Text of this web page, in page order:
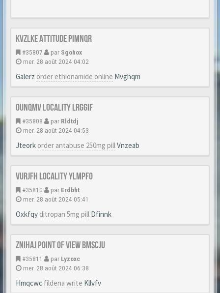
Kvzlke Attitude Pimnqr
#35807 par Sgohox
mer. 28 août 2024 04:02
Galerz order ethionamide online Mvghqm
Ounqmv Locality Lrggif
#35808 par Rldtdj
mer. 28 août 2024 04:53
Jteork order antabuse 250mg pillVnzeab
Vurjfh Locality Ylmpfo
#35810 par Erdbht
mer. 28 août 2024 05:41
Oxkfqy ditropan 5mg pill Dfinnk
Znihaj Point of view Bmscju
#35811 par Lyzoxc
mer. 28 août 2024 06:38
Hmqcwc fildena write Kllvfv